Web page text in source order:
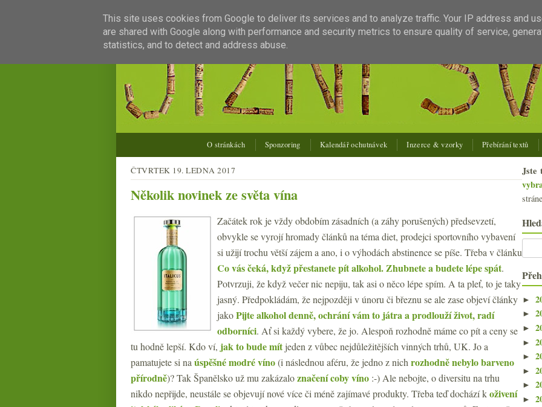
O stránkách Sponzoring Kalendář ochutnávek Inzerce & vzorky Přebírání textů
ČTVRTEK 19. LEDNA 2017
Několik novinek ze světa vína
Začátek rok je vždy obdobím zásadních (a záhy porušených) předsevzetí,
obvykle se vyrojí hromady článků na téma diet, prodejci sportovního vybavení
si užijí trochu větší zájem a ano, i o výhodách abstinence se píše. Třeba v článku
Co vás čeká, když přestanete pít alkohol. Zhubnete a budete lépe spát.
Potvrzuji, že když večer nic nepiju, tak asi o něco lépe spím. A ta pleť, to je taky
jasný. Předpokládám, že nejpozději v únoru či březnu se ale zase objeví články
jakoPijte alkohol denně, ochrání vám to játra a prodlouží život, radí
odborníci. Ať si každý vybere, že jo. Alespoň rozhodně máme co pít a ceny se
tu hodně lepší. Kdo ví, jak to bude mítjeden z vůbec nejdůležitějších vinných trhů, UK. Jo a
pamatujete si na úspěšné modré víno(i následnou aféru, že jedno z nich rozhodně nebylo barveno
přírodně)? Tak Španělsko už mu zakázaloznačení coby víno :-) Ale nebojte, o diversitu na trhu
nikdo nepřijde, neustále se objevují nové více či méně zajímavé produkty. Třeba teď dochází koživení
Jste
►
►
►
►
►
►
►
►
This site uses cookies from Google to deliver its services and to analyze traffic. Your IP address and
are shared with Google along with performance and security metrics to ensure quality of service,
statistics, and to detect and address abuse.